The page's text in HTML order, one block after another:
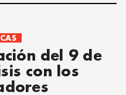
OBRERO
del 9 de
con los